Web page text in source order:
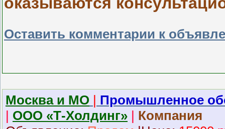
Оставить комментарии к
Москва и МО | Промышленное
| ООО «Т-Холдинг» | Компания